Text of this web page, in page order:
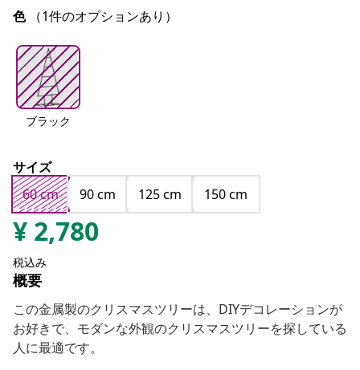
色 （1件のオプションあり）
ブラック
サイズ
60 cm
90 cm 125 cm 150 cm
¥ 2,780
税込み
概要
この金属製のクリスマスツリーは、DIYデコレーションが
お好きで、モダンな外観のクリスマスツリーを探している
人に最適です。